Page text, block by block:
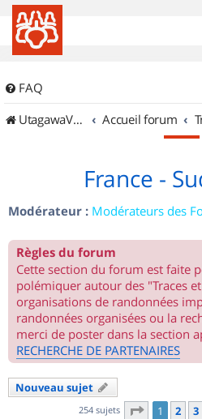
FAQ
UtagawaVTT (Randos VTT et VTTAE avec traces GPS)
Accueil forum
France -
Modérateur : Modérateurs des
Règles du forum
Cette section du forum est faite
polémiquer autour des "Traces
organisations de randonnées
randonnées organisées ou la
merci de poster dans la section
RECHERCHE DE PARTENAIRES
Nouveau sujet
254 sujets Page 1sur
1 2 3